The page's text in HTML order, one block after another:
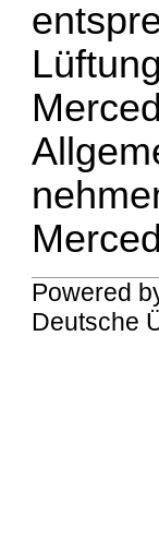
Powered
Deutsche